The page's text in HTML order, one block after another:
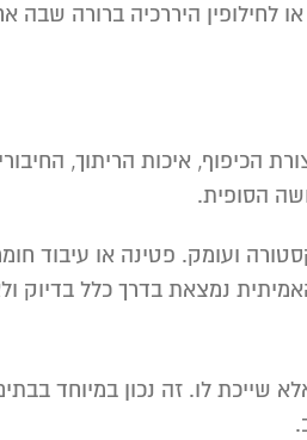
לחילופין היררכיה ברורה שבה
הכיפוף, איכות הריתוך,
הסופית.
ועומק. פטינה או עיבוד
נמצאת בדרך כלל בדיוק
לו. זה נכון במיוחד